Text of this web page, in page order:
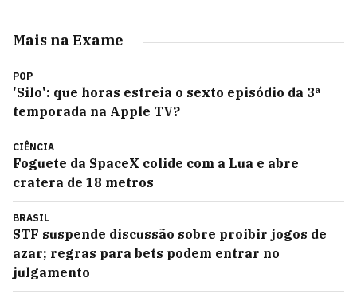
Mais na Exame
POP
'Silo': que horas estreia o sexto episódio da 3ª
temporada na Apple TV?
CIÊNCIA
Foguete da SpaceX colide com a Lua e abre
cratera de 18 metros
BRASIL
STF suspende discussão sobre proibir jogos de
azar; regras para bets podem entrar no
julgamento